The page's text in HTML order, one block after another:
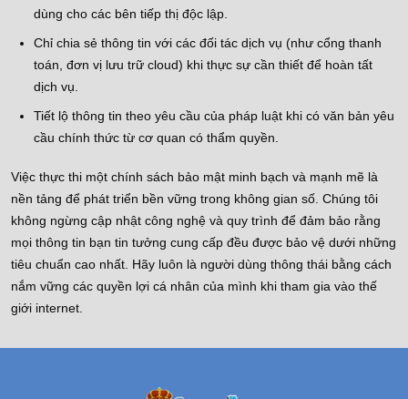
dùng cho các bên tiếp thị độc lập.
Chỉ chia sẻ thông tin với các đối tác dịch vụ (như cổng thanh
toán, đơn vị lưu trữ cloud) khi thực sự cần thiết để hoàn tất
dịch vụ.
Tiết lộ thông tin theo yêu cầu của pháp luật khi có văn bản yêu
cầu chính thức từ cơ quan có thẩm quyền.
Việc thực thi một chính sách bảo mật minh bạch và mạnh mẽ là
nền tảng để phát triển bền vững trong không gian số. Chúng tôi
không ngừng cập nhật công nghệ và quy trình để đảm bảo rằng
mọi thông tin bạn tin tưởng cung cấp đều được bảo vệ dưới những
tiêu chuẩn cao nhất. Hãy luôn là người dùng thông thái bằng cách
nắm vững các quyền lợi cá nhân của mình khi tham gia vào thế
giới internet.